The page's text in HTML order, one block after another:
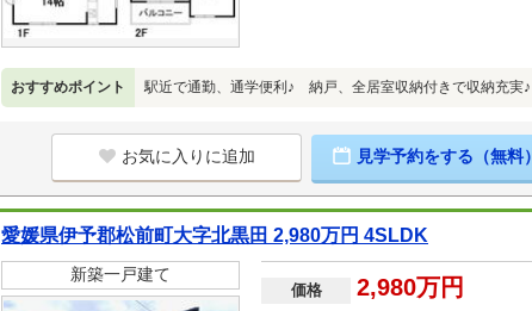
おすすめポイント 駅近で通勤、通学便利♪ 納戸、全居室収納付きで収納充実♪
お気に入りに追加 見学予約をする（無料）
愛媛県伊予郡松前町大字北黒田 2,980万円 4SLDK
新築一戸建て
価格 2,980万円